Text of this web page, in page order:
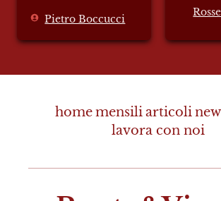
Pietro Boccucci
homemensiliarticoli
lavora con noi